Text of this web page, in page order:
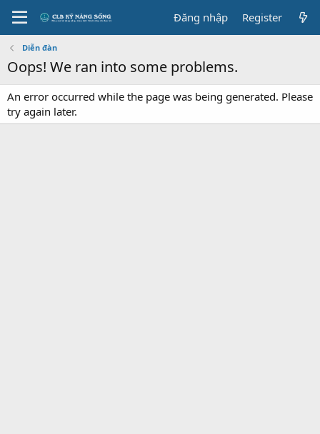
Đăng nhập Register
Diễn đàn
Oops! We ran into some problems.
An error occurred while the page was being generated. Please
try again later.